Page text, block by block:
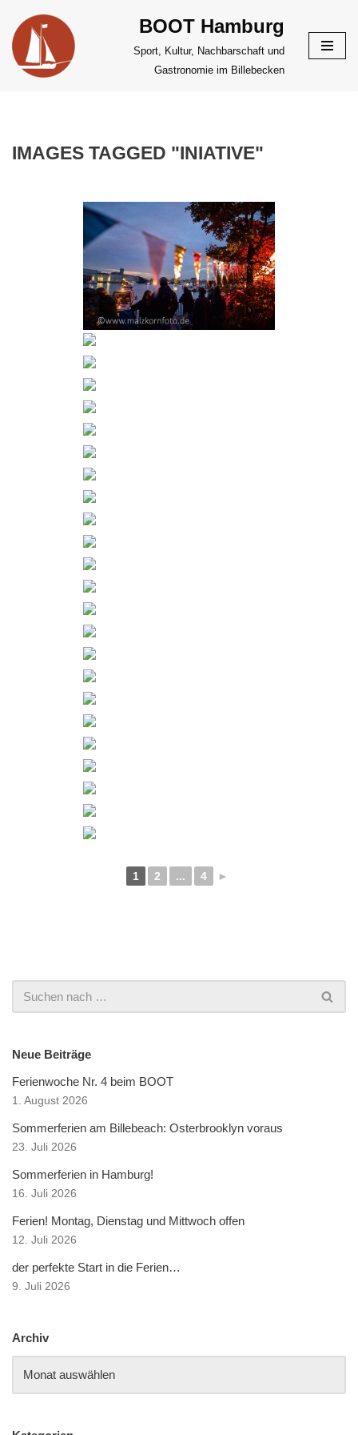
Zum
Inhalt
springen
BOOT Hamburg
Sport, Kultur, Nachbarschaft und
Gastronomie im Billebecken
IMAGES TAGGED "INIATIVE"
1 2 ... 4 ►
Neue Beiträge
Ferienwoche Nr. 4 beim BOOT
1. August 2026
Sommerferien am Billebeach: Osterbrooklyn voraus
23. Juli 2026
Sommerferien in Hamburg!
16. Juli 2026
Ferien! Montag, Dienstag und Mittwoch offen
12. Juli 2026
der perfekte Start in die Ferien…
9. Juli 2026
Archiv